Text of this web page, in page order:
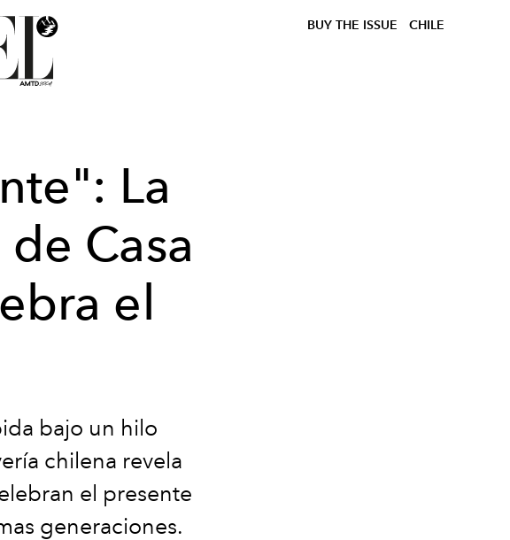
BUY THE ISSUE CHILE
La
Casa
el
bajo un hilo
chilena revela
el presente
generaciones.